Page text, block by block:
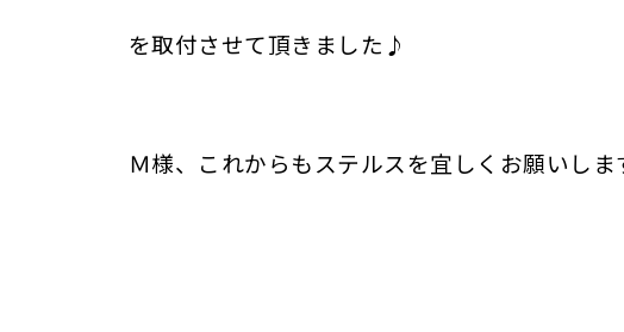
を取付させて頂きました♪
Ｍ様、これからもステルスを宜しくお願いし